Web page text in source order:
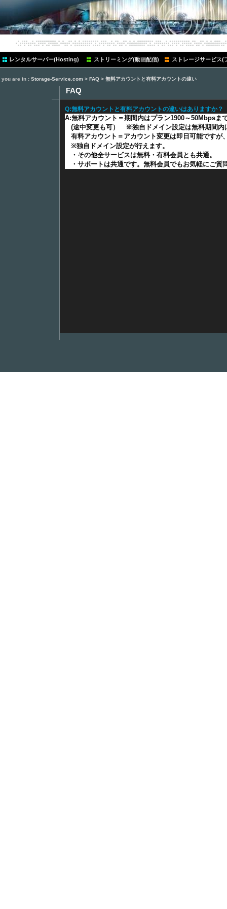
レンタルサーバー(Hosting) ストリーミング(動画配信) ストレージサービス(
you are in : Storage-Service.com > FAQ > 無料アカウントと有料アカウントの違い
FAQ
Q:無料アカウントと有料アカウントの違いはありますか？
A:無料アカウント＝期間内はプラン1900～50Mbpsま
(途中変更も可） ※独自ドメイン設定は無料期間内
有料アカウント＝アカウント変更は即日可能ですが
※独自ドメイン設定が行えます。
・その他全サービスは無料・有料会員とも共通。
・サポートは共通です。無料会員でもお気軽にご質